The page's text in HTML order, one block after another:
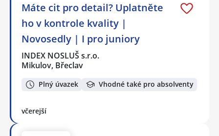
Máte cit pro detail? Uplatněte
ho v kontrole kvality |
Novosedly | I pro juniory
INDEX NOSLUŠ s.r.o.
Mikulov, Břeclav
Plný úvazek Vhodné také pro absolventy
včerejší